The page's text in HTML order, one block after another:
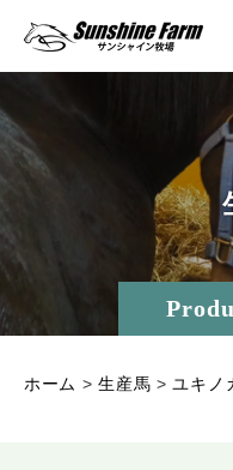
ホーム >生産馬 >ユキノ